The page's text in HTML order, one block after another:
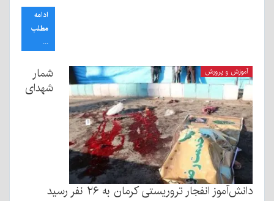
ادامه
مطلب
...
آموزش و پرورش
شمار
شهدای
دانش‌آموز انفجار تروریستی کرمان به ۲۶ نفر رسید